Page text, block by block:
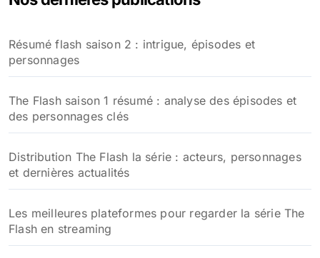
e
r
Résumé flash saison 2 : intrigue, épisodes et
personnages
The Flash saison 1 résumé : analyse des épisodes et
des personnages clés
Distribution The Flash la série : acteurs, personnages
et dernières actualités
Les meilleures plateformes pour regarder la série The
Flash en streaming